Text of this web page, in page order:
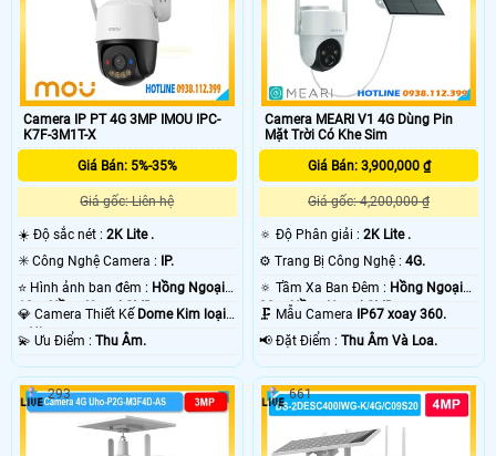
Camera IP PT 4G 3MP IMOU IPC-
K7F-3M1T-X
Giá Bán: 5%-35%
Giá gốc: Liên hệ
☀️ Độ sắc nét : 2K Lite .
✳️ Công Nghệ Camera : IP.
⭐ Hình ảnh ban đêm : Hồng Ngoại
10m Hồng Ngoại SMD.
💎 Camera Thiết Kế Dome Kim loại
+ Nhựa.
️💫 Ưu Điểm : Thu Âm.
Camera MEARI V1 4G Dùng Pin
Mặt Trời Có Khe Sim
Giá Bán: 3,900,000 ₫
Giá gốc: 4,200,000 ₫
🔅 Độ Phân giải :2K Lite .
⚙ Trang Bị Công Nghệ :4G.
🔅 Tầm Xa Ban Đêm : Hồng Ngoại
30m Hồng Ngoại SMD.
🗜️ Mẫu Camera IP67 xoay 360.
️📢 Đặt Điểm :Thu Âm Và Loa.
293 661